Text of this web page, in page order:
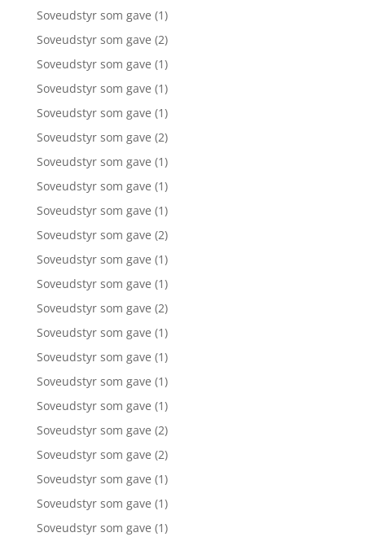
Soveudstyr som gave (1)
Soveudstyr som gave (2)
Soveudstyr som gave (1)
Soveudstyr som gave (1)
Soveudstyr som gave (1)
Soveudstyr som gave (2)
Soveudstyr som gave (1)
Soveudstyr som gave (1)
Soveudstyr som gave (1)
Soveudstyr som gave (2)
Soveudstyr som gave (1)
Soveudstyr som gave (1)
Soveudstyr som gave (2)
Soveudstyr som gave (1)
Soveudstyr som gave (1)
Soveudstyr som gave (1)
Soveudstyr som gave (1)
Soveudstyr som gave (2)
Soveudstyr som gave (2)
Soveudstyr som gave (1)
Soveudstyr som gave (1)
Soveudstyr som gave (1)